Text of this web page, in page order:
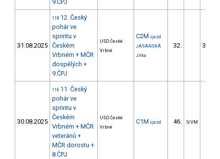
9.ČPJ
31.08.2025
118 12. Český
pohár ve
sprintu v
Českém
Vrbném + MČR
dospělých +
9.ČPJ
USD České
Vrbné
C2M sjezd
JASANSKÁ
Jitka
32.
30.08.2025
116 11. Český
pohár ve
sprintu v
Českém
Vrbném + MČR
veteránů +
MČR dorostu +
8.ČPJ
USD České
Vrbné
C1M sjezd 46. 5/VM